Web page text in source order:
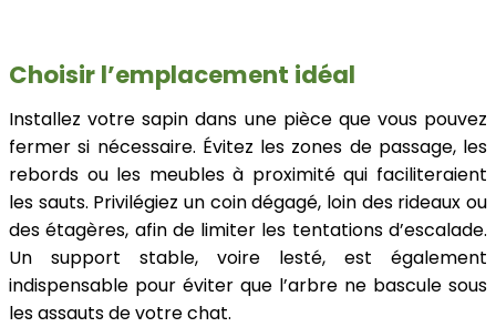
Choisir l’emplacement idéal
Installez votre sapin dans une pièce que vous pouvez
fermer si nécessaire. Évitez les zones de passage, les
rebords ou les meubles à proximité qui faciliteraient
les sauts. Privilégiez un coin dégagé, loin des rideaux ou
des étagères, afin de limiter les tentations d’escalade.
Un support stable, voire lesté, est également
indispensable pour éviter que l’arbre ne bascule sous
les assauts de votre chat.